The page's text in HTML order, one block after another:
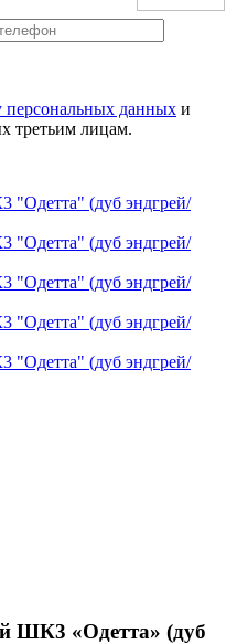
персональных данных и
третьим лицам.
ШК3 «Одетта» (дуб